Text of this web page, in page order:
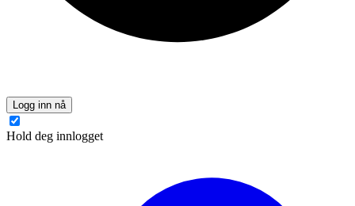
Logg inn nå
Hold deg innlogget